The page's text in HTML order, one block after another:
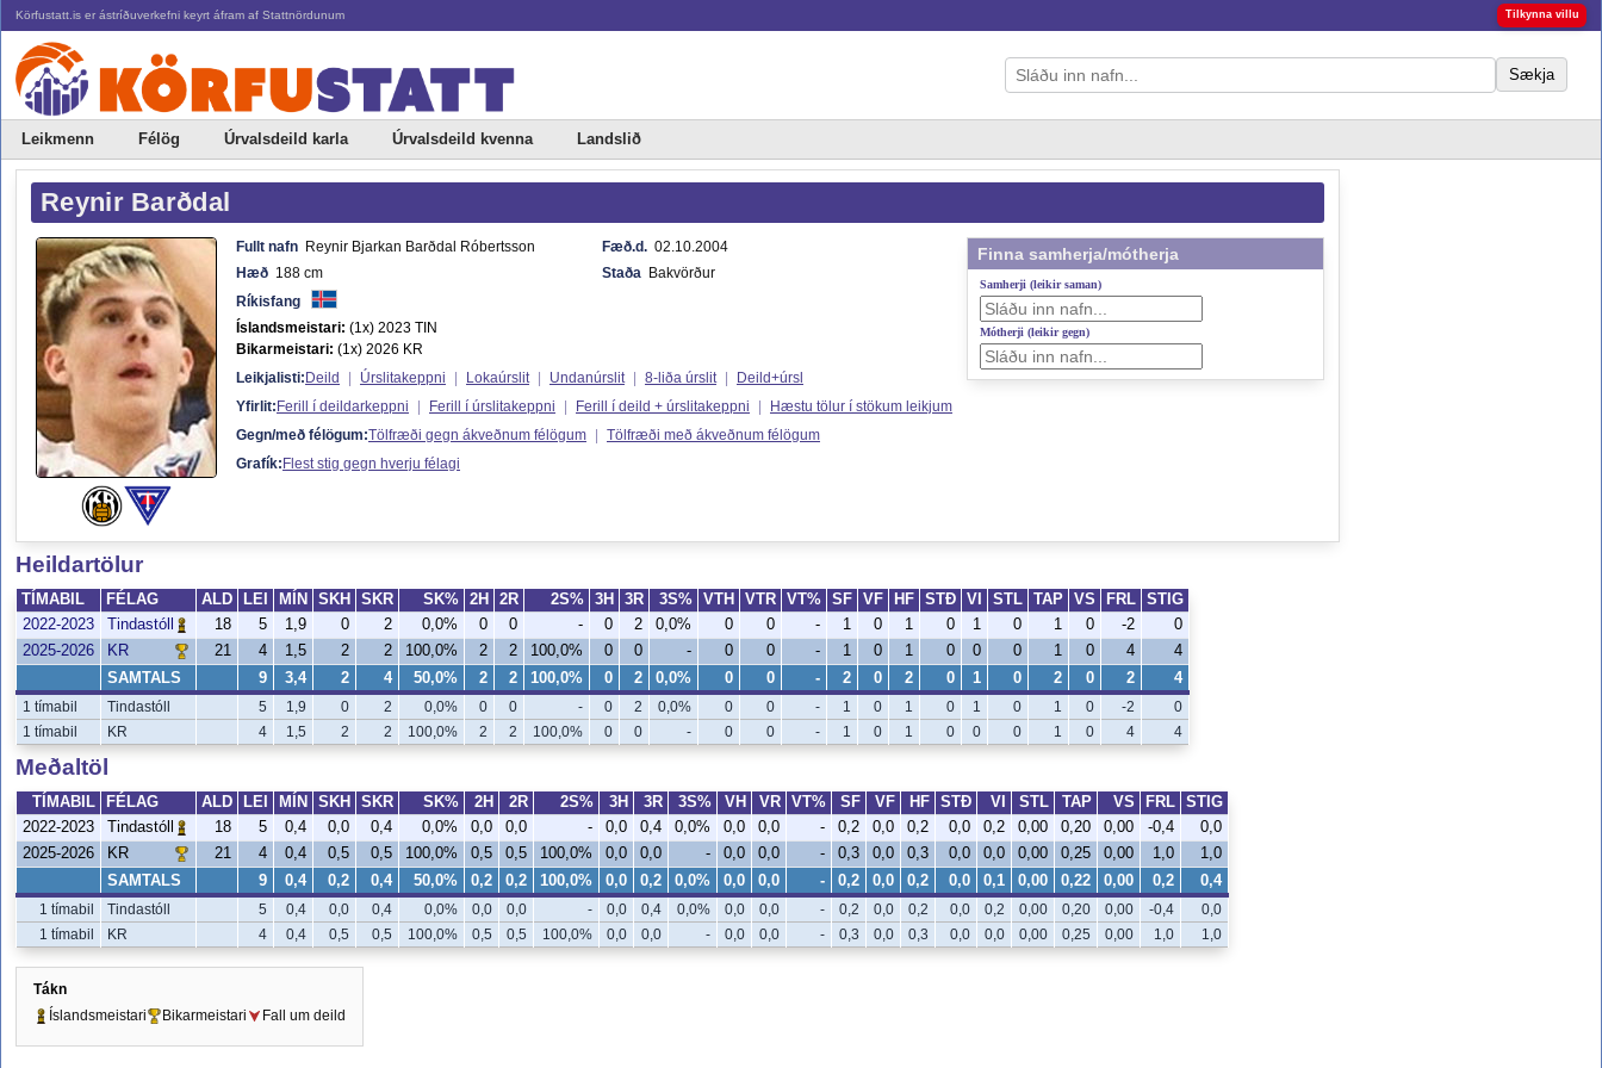
Körfustatt.is er ástríðuverkefni keyrt áfram af Stattnördunum Tilkynna villu
Sækja
Leikmenn Félög Úrvalsdeild karla Úrvalsdeild kvenna Landslið
Reynir Barðdal
Fullt nafn Reynir Bjarkan Barðdal Róbertsson Fæð.d. 02.10.2004
Hæð 188 cm Staða Bakvörður
Ríkisfang
Íslandsmeistari: (1x) 2023 TIN
Bikarmeistari: (1x) 2026 KR
Leikjalisti:Deild | Úrslitakeppni | Lokaúrslit | Undanúrslit | 8-liða úrslit |
Deild+úrsl
Yfirlit:Ferill í deildarkeppni | Ferill í úrslitakeppni | Ferill í deild + úrslitakeppni |
Hæstu tölur í stökum leikjum
Gegn/með félögum:Tölfræði gegn ákveðnum félögum | Tölfræði með ákveðnum félögum
Grafík:Flest stig gegn hverju félagi
Finna samherja/mótherja
Samherji (leikir saman)
Mótherji (leikir gegn)
Heildartölur
TÍMABIL FÉLAG ALD LEI MÍN SKH SKR SK% 2H 2R 2S% 3H 3R 3S% VTH VTR VT% SF VF HF STÐ VI STL TAP VS FRL
STIG
2022-2023
Tindastóll 18 5 1,9 0 2 0,0% 0 0 - 0 2 0,0% 0 0 - 1 0 1 0 1 0 1 0 -2
0
2025-2026
KR 21 4 1,5 2 2 100,0% 2 2 100,0% 0 0 - 0 0 - 1 0 1 0 0 0 1 0 4 4
SAMTALS 9 3,4 2 4 50,0% 2 2 100,0% 0 2 0,0% 0 0 - 2 0 2 0 1 0 2 0 2 4
1 tímabil Tindastóll 5 1,9 0 2 0,0% 0 0 - 0 2 0,0% 0 0 - 1 0 1 0 1 0 1 0 -2
0
1 tímabil
KR 4 1,5 2 2 100,0% 2 2 100,0% 0 0 - 0 0 - 1 0 1 0 0 0 1 0 4 4
Meðaltöl
TÍMABIL FÉLAG ALD LEI MÍN SKH SKR SK% 2H 2R 2S% 3H 3R 3S% VH VR VT% SF VF HF STÐ VI STL TAP VS FRL
STIG
2022-2023
Tindastóll 18 5 0,4 0,0 0,4 0,0% 0,0 0,0 - 0,0 0,4 0,0% 0,0 0,0 - 0,2 0,0 0,2 0,0 0,2 0,00 0,20 0,00 -0,4
0,0
2025-2026
KR 21 4 0,4 0,5 0,5 100,0% 0,5 0,5 100,0% 0,0 0,0 - 0,0 0,0 - 0,3 0,0 0,3 0,0 0,0 0,00 0,25 0,00 1,0 1,0
SAMTALS 9 0,4 0,2 0,4 50,0% 0,2 0,2 100,0% 0,0 0,2 0,0% 0,0 0,0 - 0,2 0,0 0,2 0,0 0,1 0,00 0,22 0,00 0,2 0,4
1 tímabil Tindastóll 5 0,4 0,0 0,4 0,0% 0,0 0,0 - 0,0 0,4 0,0% 0,0 0,0 - 0,2 0,0 0,2 0,0 0,2 0,00 0,20 0,00 -0,4
0,0
1 tímabil
KR 4 0,4 0,5 0,5 100,0% 0,5 0,5 100,0% 0,0 0,0 - 0,0 0,0 - 0,3 0,0 0,3 0,0 0,0 0,00 0,25 0,00 1,0 1,0
Tákn
Íslandsmeistari
Bikarmeistari Fall um deild